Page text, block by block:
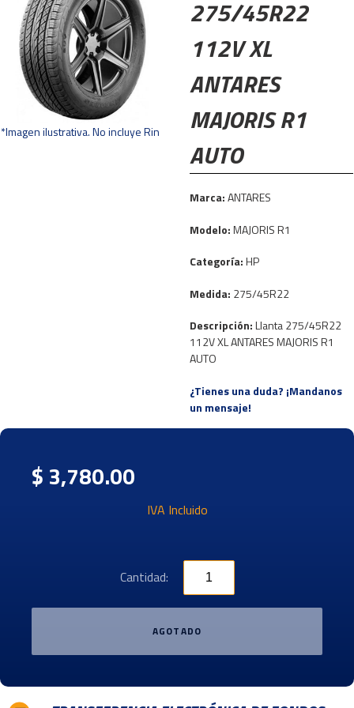
*Imagen ilustrativa. No incluye Rin
275/45R22
112V XL
ANTARES
MAJORIS R1
AUTO
Marca:ANTARES
Modelo:MAJORIS R1
Categoría:HP
Medida: 275/45R22
Descripción:Llanta 275/45R22
112V XL ANTARES MAJORIS R1
AUTO
¿Tienes una duda? ¡Mandanos
un mensaje!
$ 3,780.00
IVA Incluido
Cantidad:
AGOTADO